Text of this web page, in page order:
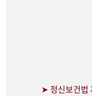
➤ 정신보건법